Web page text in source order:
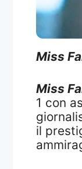
Miss
Miss
1 con
il